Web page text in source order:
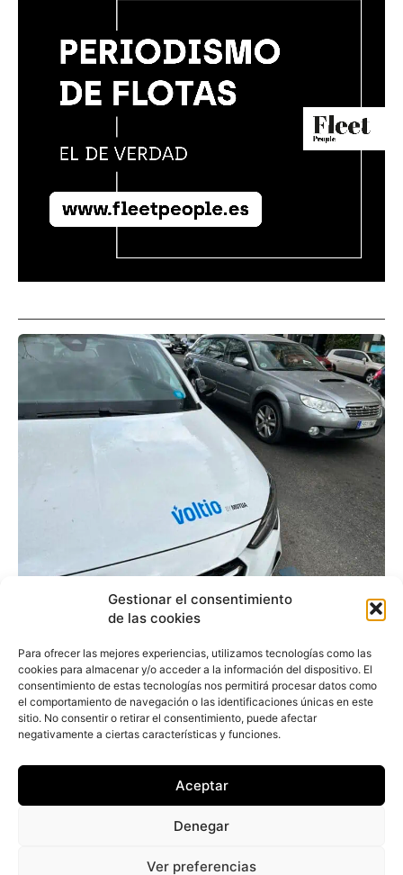
Gestionar el consentimiento
de las cookies
Para ofrecer las mejores experiencias, utilizamos tecnologías como las
cookies para almacenar y/o acceder a la información del dispositivo. El
consentimiento de estas tecnologías nos permitirá procesar datos como
el comportamiento de navegación o las identificaciones únicas en este
sitio. No consentir o retirar el consentimiento, puede afectar
negativamente a ciertas características y funciones.
Aceptar
Denegar
Ver preferencias
La carsharing Voltio
sitúa su flota en 600
coches y rebasa los cien
mil usuarios
Voltio, la compañía de carsharing de Mutua
Madrileña, ha superado los 100.000 usuarios en
su primer año de vida y, desde que empezó a...